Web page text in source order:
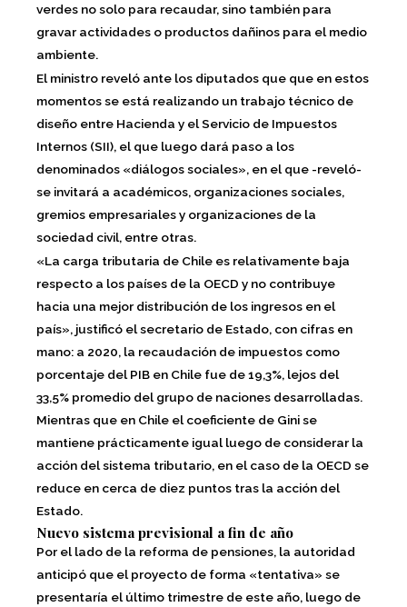
verdes no solo para recaudar, sino también para
gravar actividades o productos dañinos para el medio
ambiente.
El ministro reveló ante los diputados que que en estos
momentos se está realizando un trabajo técnico de
diseño entre Hacienda y el Servicio de Impuestos
Internos (SII), el que luego dará paso a los
denominados «diálogos sociales», en el que -reveló-
se invitará a académicos, organizaciones sociales,
gremios empresariales y organizaciones de la
sociedad civil, entre otras.
«La carga tributaria de Chile es relativamente baja
respecto a los países de la OECD y no contribuye
hacia una mejor distribución de los ingresos en el
país», justificó el secretario de Estado, con cifras en
mano: a 2020, la recaudación de impuestos como
porcentaje del PIB en Chile fue de 19,3%, lejos del
33,5% promedio del grupo de naciones desarrolladas.
Mientras que en Chile el coeficiente de Gini se
mantiene prácticamente igual luego de considerar la
acción del sistema tributario, en el caso de la OECD se
reduce en cerca de diez puntos tras la acción del
Estado.
Nuevo sistema previsional a fin de año
Por el lado de la reforma de pensiones, la autoridad
anticipó que el proyecto de forma «tentativa» se
presentaría el último trimestre de este año, luego de